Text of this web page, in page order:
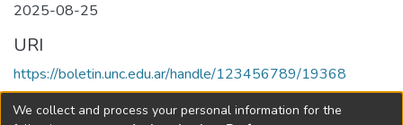
2025-08-25
URI
https://boletin.unc.edu.ar/handle/123456789/19368
Collections
We collect and process your personal information for the